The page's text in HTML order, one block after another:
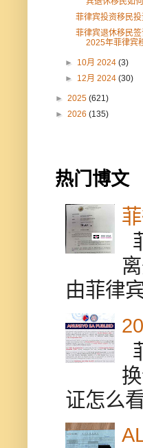
菲律宾投资移民
菲律宾退休移民签
2025年菲律宾
► 10月 2024(3)
► 12月 2024(30)
► 2025 (621)
► 2026 (135)
热门博文
由菲律
证怎么